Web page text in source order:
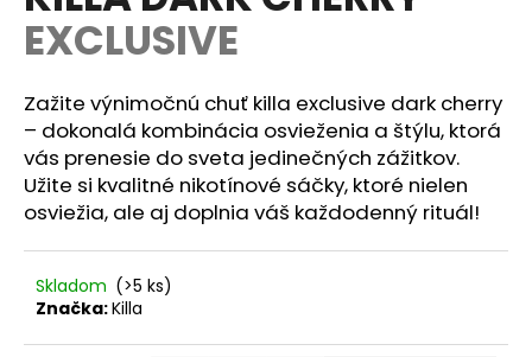
0,0
hviezdičiek.
EXCLUSIVE
Zažite výnimočnú chuť killa exclusive dark cherry
– dokonalá kombinácia osvieženia a štýlu, ktorá
vás prenesie do sveta jedinečných zážitkov.
Užite si kvalitné nikotínové sáčky, ktoré nielen
osviežia, ale aj doplnia váš každodenný rituál!
Skladom (>5 ks)
Značka:Killa
á
j
s
ť
?